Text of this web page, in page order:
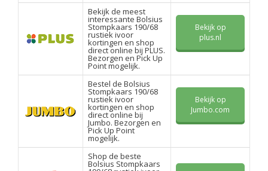
Bekijk de meest
interessante Bolsius
Stompkaars 190/68
rustiek ivoor
kortingen en shop
direct online bij PLUS.
Bezorgen en Pick Up
Point mogelijk.
Bekijk op
plus.nl
Bestel de Bolsius
Stompkaars 190/68
rustiek ivoor
kortingen en shop
direct online bij
Jumbo. Bezorgen en
Pick Up Point
mogelijk.
Bekijk op
Jumbo.com
Shop de beste
Bolsius Stompkaars